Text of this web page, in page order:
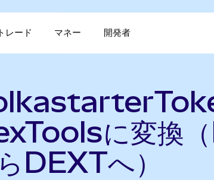
トレード マネー 開発者
に変換
DEXTへ）